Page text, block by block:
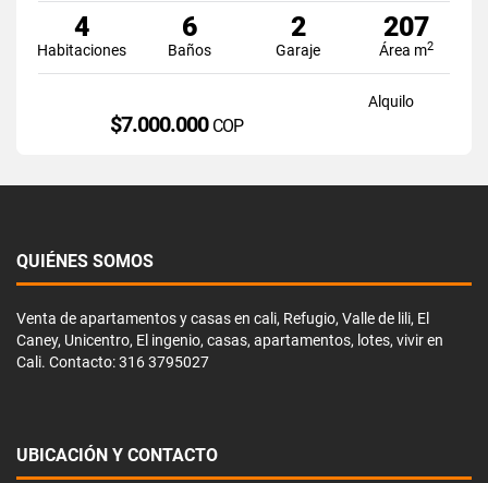
4
Habitaciones
6
Baños
2
Garaje
207
Área m2
Alquilo
$7.000.000 COP
QUIÉNES SOMOS
Venta de apartamentos y casas en cali, Refugio, Valle de lili, El
Caney, Unicentro, El ingenio, casas, apartamentos, lotes, vivir en
Cali. Contacto: 316 3795027
UBICACIÓN Y CONTACTO